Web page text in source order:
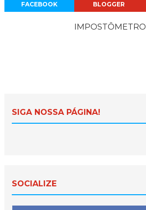
FACEBOOK BLOGGER
IMPOSTÔMETRO
SIGA NOSSA PÁGINA!
SOCIALIZE